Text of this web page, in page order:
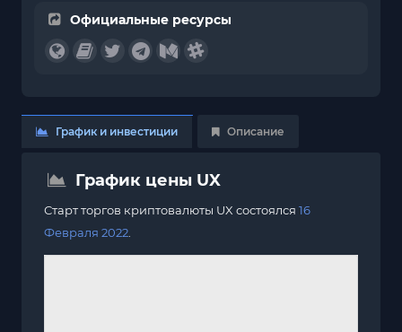
Официальные ресурсы
График и инвестиции Описание
График цены UX
Старт торгов криптовалюты UX состоялся 16
Февраля 2022